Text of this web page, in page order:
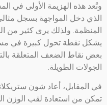
وتُعد هذه الهزيمة الأولى في
الذي دخل المواجهة بسجل
المنظمة. ولذلك يرى كثير من
يشكل نقطة تحول كبيرة في
بعض نقاط الضعف المتعلقة
الجولات الطويلة.
في المقابل، أعاد شون
تمكن من استعادة لقب الوزن